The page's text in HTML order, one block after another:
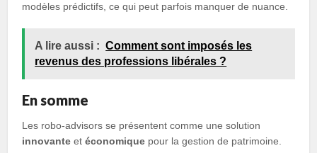
modèles prédictifs, ce qui peut parfois manquer de nuance.
A lire aussi : Comment sont imposés les
revenus des professions libérales ?
En somme
Les robo-advisors se présentent comme une solution
innovante etéconomique pour la gestion de patrimoine.